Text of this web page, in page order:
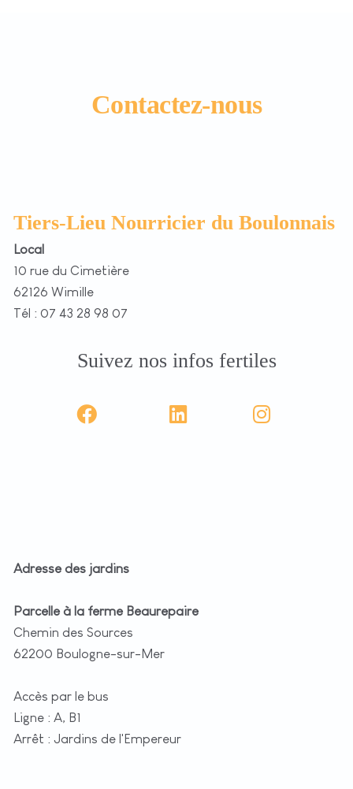
Contactez-nous
Tiers-Lieu Nourricier du Boulonnais
Local
10 rue du Cimetière
62126 Wimille
Tél : 07 43 28 98 07
Suivez nos infos fertiles
Adresse des jardins
Parcelle à la ferme Beaurepaire
Chemin des Sources
62200 Boulogne-sur-Mer
Accès par le bus
Ligne : A, B1
Arrêt : Jardins de l'Empereur